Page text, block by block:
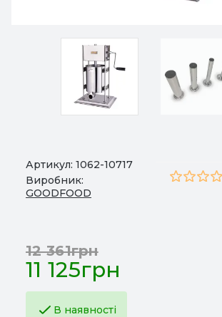
Артикул: 1062-10717
Виробник:
GOODFOOD
11 125грн
12 361грн
В наявності